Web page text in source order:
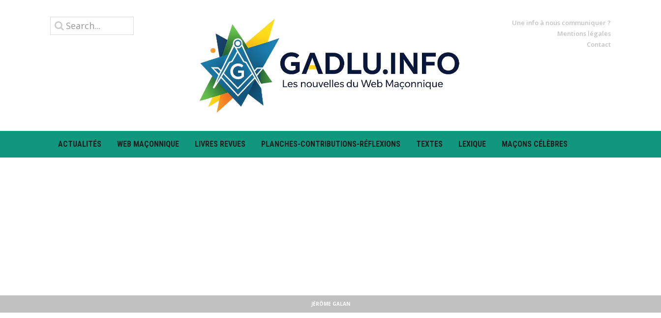
Une info à nous communiquer ?
Mentions légales
Contact
ACTUALITÉS WEB MAÇONNIQUE LIVRES REVUES PLANCHES-CONTRIBUTIONS-RÉFLEXIONS TEXTES LEXIQUE MAÇONS CÉLÈBRES
JÉRÔME GALAN